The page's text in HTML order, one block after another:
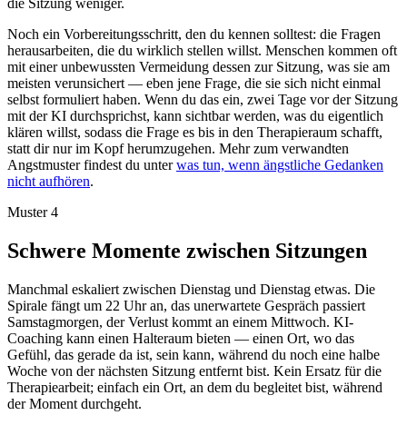
die Sitzung weniger.
Noch ein Vorbereitungsschritt, den du kennen solltest: die Fragen
herausarbeiten, die du wirklich stellen willst. Menschen kommen oft
mit einer unbewussten Vermeidung dessen zur Sitzung, was sie am
meisten verunsichert — eben jene Frage, die sie sich nicht einmal
selbst formuliert haben. Wenn du das ein, zwei Tage vor der Sitzung
mit der KI durchsprichst, kann sichtbar werden, was du eigentlich
klären willst, sodass die Frage es bis in den Therapieraum schafft,
statt dir nur im Kopf herumzugehen. Mehr zum verwandten
Angstmuster findest du unterwas tun, wenn ängstliche Gedanken
nicht aufhören.
Muster 4
Schwere Momente zwischen Sitzungen
Manchmal eskaliert zwischen Dienstag und Dienstag etwas. Die
Spirale fängt um 22 Uhr an, das unerwartete Gespräch passiert
Samstagmorgen, der Verlust kommt an einem Mittwoch. KI-
Coaching kann einen Halteraum bieten — einen Ort, wo das
Gefühl, das gerade da ist, sein kann, während du noch eine halbe
Woche von der nächsten Sitzung entfernt bist. Kein Ersatz für die
Therapiearbeit; einfach ein Ort, an dem du begleitet bist, während
der Moment durchgeht.